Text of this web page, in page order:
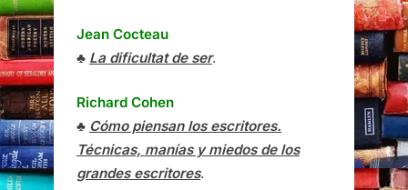
Jean Cocteau
♣ La dificultat de ser.
Richard Cohen
♣ Cómo piensan los escritores.
Técnicas, manías y miedos de los
grandes escritores.